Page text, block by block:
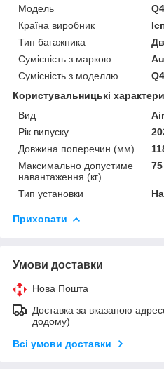
Модель
Q4
Країна виробник
Тип багажника
Сумісність з маркою
Сумісність з моделлю
Q4
Користувальницькі
Вид
Рік випуску
Довжина поперечин (мм)
Максимально допустиме
навантаження (кг)
75
Тип установки
Приховати
Умови доставки
Нова Пошта
Доставка за вказаною
додому)
Всі умови доставки